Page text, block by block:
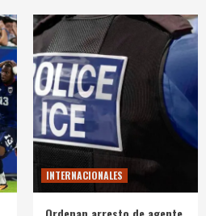
INTERNACIONALES